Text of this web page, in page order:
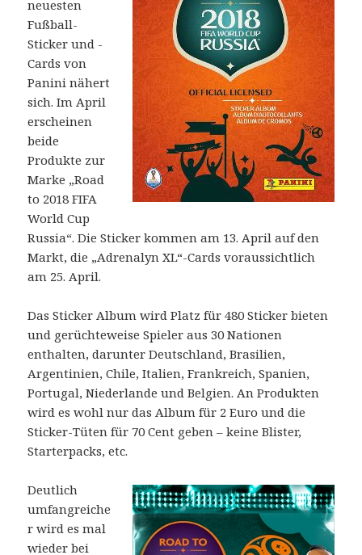
neuesten
Fußball-
Sticker und -
Cards von
Panini nähert
sich. Im April
erscheinen
beide
Produkte zur
Marke „Road
to 2018 FIFA
World Cup
Russia“. Die Sticker kommen am 13. April auf den
Markt, die „Adrenalyn XL“-Cards voraussichtlich
am 25. April.
Das Sticker Album wird Platz für 480 Sticker bieten
und gerüchteweise Spieler aus 30 Nationen
enthalten, darunter Deutschland, Brasilien,
Argentinien, Chile, Italien, Frankreich, Spanien,
Portugal, Niederlande und Belgien. An Produkten
wird es wohl nur das Album für 2 Euro und die
Sticker-Tüten für 70 Cent geben – keine Blister,
Starterpacks, etc.
Deutlich
umfangreiche
r wird es mal
wieder bei